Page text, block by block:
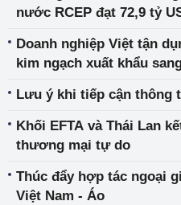
nước RCEP đạt 72,9 tỷ
Doanh nghiệp Việt tận
kim ngạch xuất khẩu
Lưu ý khi tiếp cận thông
Khối EFTA và Thái Lan
thương mại tự do
Thúc đẩy hợp tác ngoại
Việt Nam - Áo